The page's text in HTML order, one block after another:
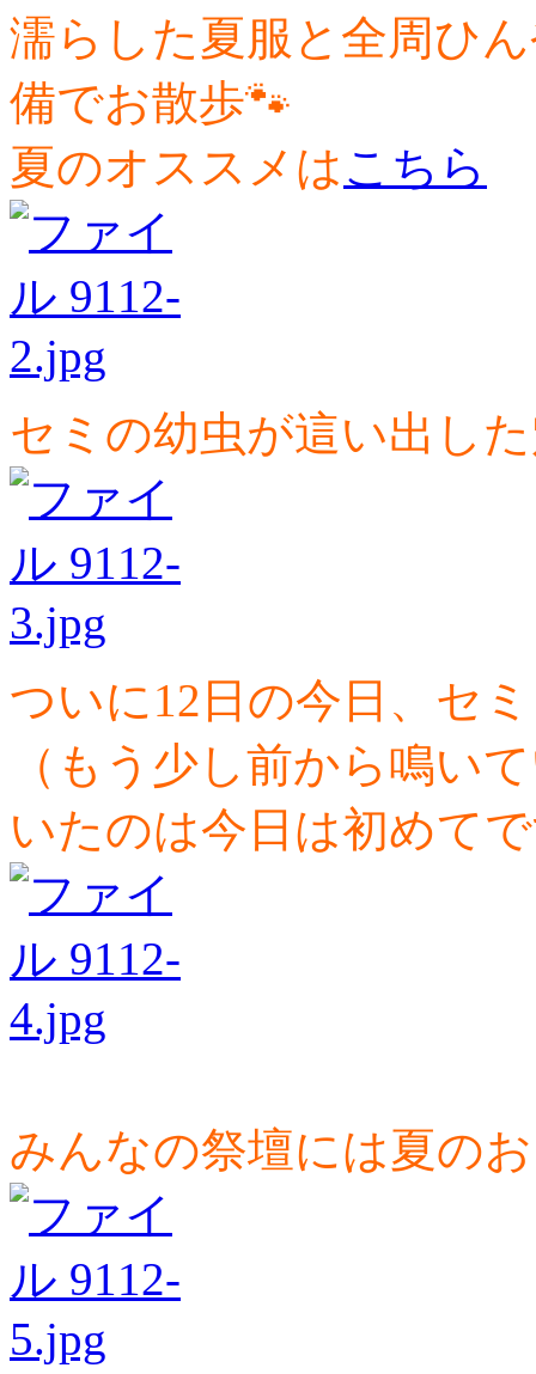
濡らした夏服と全周ひ
備でお散歩🐾
夏のオススメはこちら
セミの幼虫が這い出し
ついに12日の今日、セ
（もう少し前から鳴い
いたのは今日は初めて
みんなの祭壇には夏の